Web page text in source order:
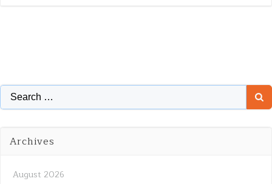
Search
for:
Archives
August 2026